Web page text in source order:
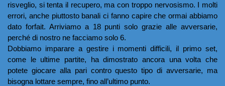
risveglio, si tenta il recupero, ma con troppo nervosismo. I molti
errori, anche piuttosto banali ci fanno capire che ormai abbiamo
dato forfait. Arriviamo a 18 punti solo grazie alle avversarie,
perché di nostro ne facciamo solo 6.
Dobbiamo imparare a gestire i momenti difficili, il primo set,
come le ultime partite, ha dimostrato ancora una volta che
potete giocare alla pari contro questo tipo di avversarie, ma
bisogna lottare sempre, fino all’ultimo punto.